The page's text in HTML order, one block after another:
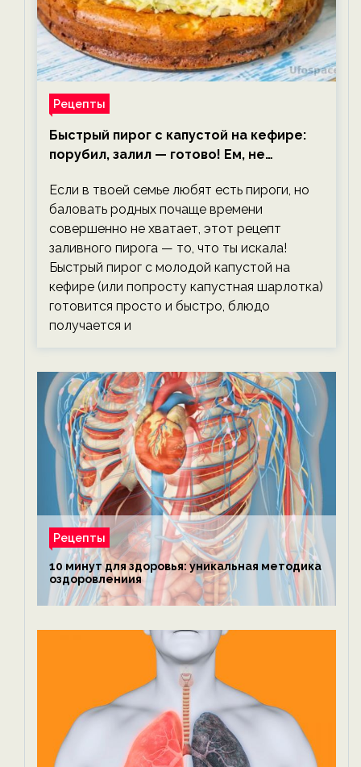
Рецепты
Быстрый пирог с капустой на кефире:
порубил, залил — готово! Ем, не
Если в твоей семье любят есть пироги, но
баловать родных почаще времени
совершенно не хватает, этот рецепт
заливного пирога — то, что ты искала!
Быстрый пирог с молодой капустой на
кефире (или попросту капустная шарлотка)
готовится просто и быстро, блюдо
получается и
Рецепты
10 минут для здоровья: уникальная методика
оздоровлениия